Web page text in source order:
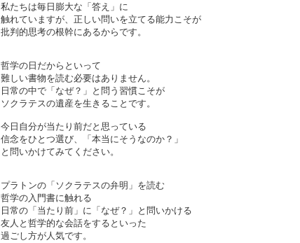
私たちは毎日膨大な「答え」に
触れていますが、正しい問いを立てる能力こそが
批判的思考の根幹にあるからです。
哲学の日だからといって
難しい書物を読む必要はありません。
日常の中で「なぜ？」と問う習慣こそが
ソクラテスの遺産を生きることです。
今日自分が当たり前だと思っている
信念をひとつ選び、「本当にそうなのか？」
と問いかけてみてください。
プラトンの「ソクラテスの弁明」を読む
哲学の入門書に触れる
日常の「当たり前」に「なぜ？」と問いかける
友人と哲学的な会話をするといった
過ごし方が人気です。